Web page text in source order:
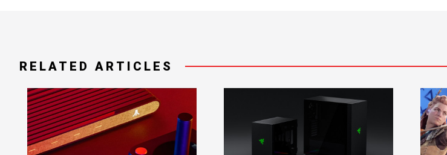
RELATED ARTICLES